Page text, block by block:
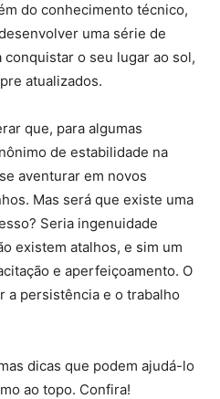
do conhecimento técnico,
uma série de
o seu lugar ao sol,
atualizados.
que, para algumas
de estabilidade na
aventurar em novos
Mas será que existe uma
Seria ingenuidade
existem atalhos, e sim um
e aperfeiçoamento. O
a persistência e o trabalho
dicas que podem ajudá-lo
ao topo. Confira!